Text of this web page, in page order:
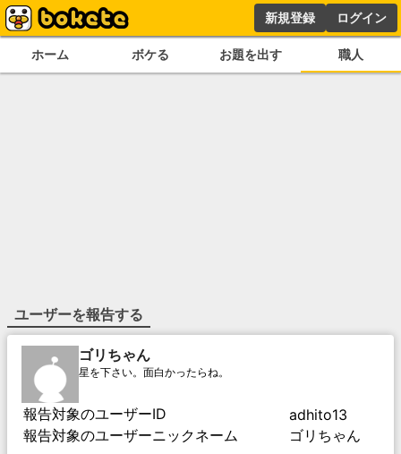
新規登録 ログイン
ホーム ボケる お題を出す 職人
ユーザーを報告する
ゴリちゃん
星を下さい。面白かったらね。
報告対象のユーザーID
adhito13
報告対象のユーザーニックネーム
ゴリちゃん